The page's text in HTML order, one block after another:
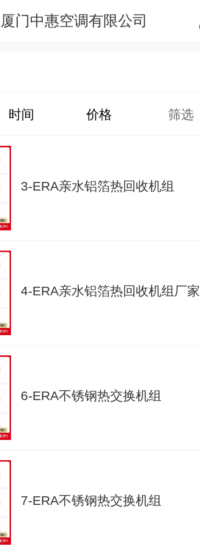
厦门中惠空调有限公司
时间 价格 筛选
3-ERA亲水铝箔热回收机组
4-ERA亲水铝箔热回收机组厂家
6-ERA不锈钢热交换机组
7-ERA不锈钢热交换机组